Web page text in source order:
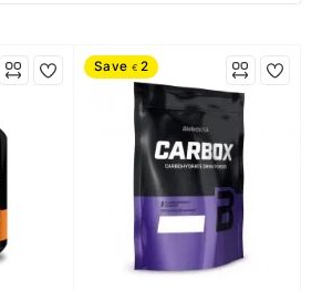
Save € 2